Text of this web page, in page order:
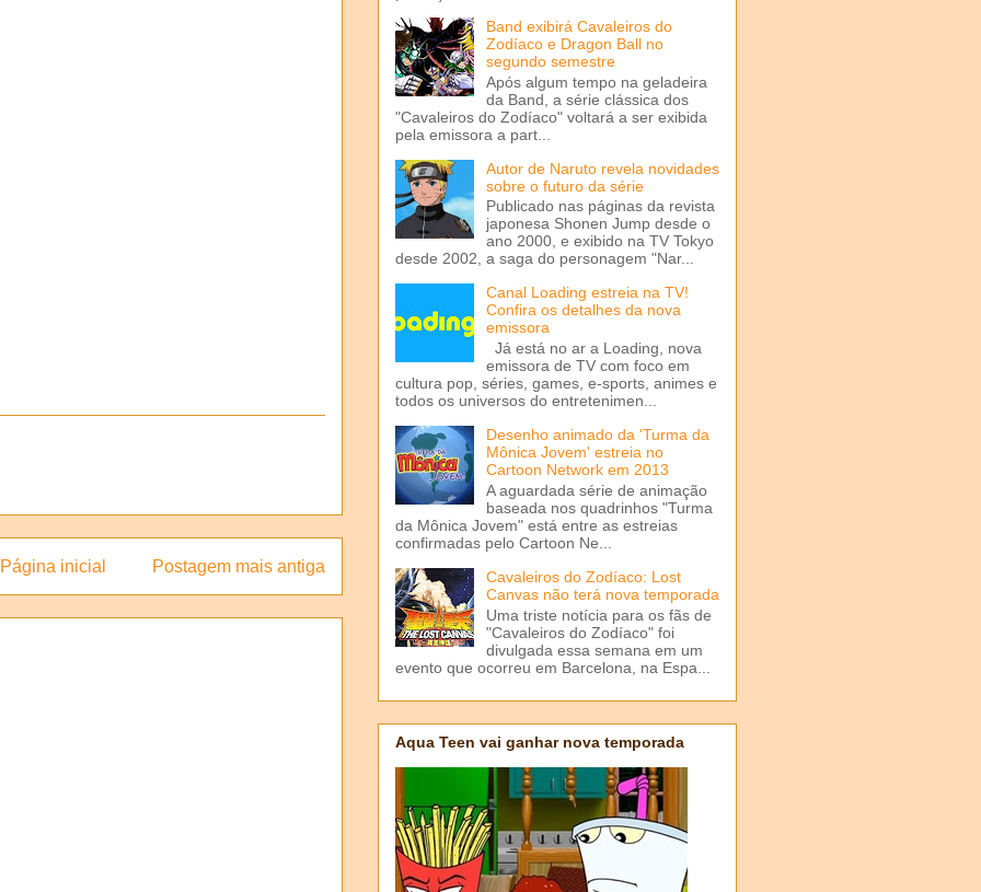
Postagem mais antiga
Página inicial
Band exibirá Cavaleiros do
Zodíaco e Dragon Ball no
segundo semestre
Após algum tempo na geladeira
da Band, a série clássica dos
"Cavaleiros do Zodíaco" voltará a ser exibida
pela emissora a part...
Autor de Naruto revela novidades
sobre o futuro da série
Publicado nas páginas da revista
japonesa Shonen Jump desde o
ano 2000, e exibido na TV Tokyo
desde 2002, a saga do personagem "Nar...
Canal Loading estreia na TV!
Confira os detalhes da nova
emissora
Já está no ar a Loading, nova
emissora de TV com foco em
cultura pop, séries, games, e-sports, animes e
todos os universos do entretenimen...
Desenho animado da 'Turma da
Mônica Jovem' estreia no
Cartoon Network em 2013
A aguardada série de animação
baseada nos quadrinhos "Turma
da Mônica Jovem" está entre as estreias
confirmadas pelo Cartoon Ne...
Cavaleiros do Zodíaco: Lost
Canvas não terá nova temporada
Uma triste notícia para os fãs de
"Cavaleiros do Zodíaco" foi
divulgada essa semana em um
evento que ocorreu em Barcelona, na Espa...
Aqua Teen vai ganhar nova temporada